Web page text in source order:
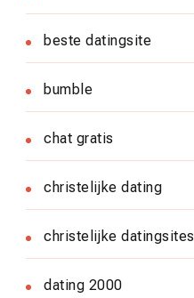
beste datingsite
bumble
chat gratis
christelijke dating
christelijke datingsites
dating 2000